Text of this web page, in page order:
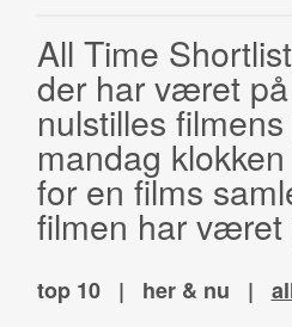
All Time
der har været
nulstilles
mandag
for en films
filmen har været
top 10 | her & nu |